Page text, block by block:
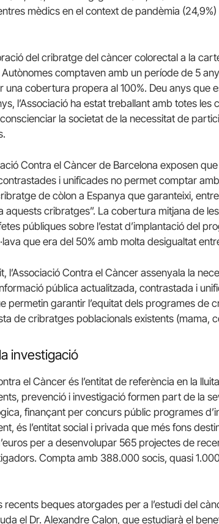
mèdics en el context de pandèmia
del cribratge del càncer colorectal a la
comptaven amb un període de 5
una cobertura propera al 100%. Deu anys que
l’Associació ha estat treballant amb totes
la societat de la necessitat de
Contra el Càncer de Barcelona exposen
i unificades no permet comptar
de còlon a Espanya que garanteixi, entre
aquests cribratges”. La cobertura mitjana de
públiques sobre l’estat d’implantació del
que era del 50% amb molta desigualtat
l’Associació Contra el Càncer assenyala la
pública actualitzada, contrastada i
permetin garantir l’equitat dels programes de
de cribratges poblacionals existents (mama,
investigació
el Càncer és l’entitat de referència en la
prevenció i investigació formen part de la
finançant per concurs públic programes
és l’entitat social i privada que més fons
per a desenvolupar 565 projectes de
Compta amb 388.000 socis, quasi
recents beques atorgades per a l’estudi del
el Dr. Alexandre Calon, que estudiarà el